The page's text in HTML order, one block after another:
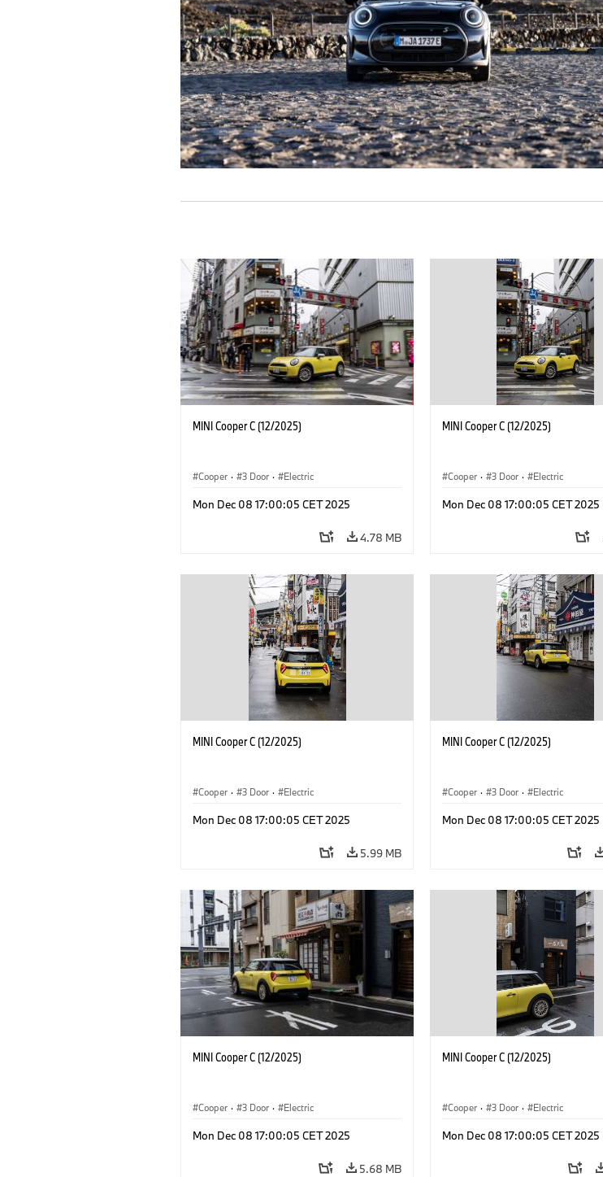
MINI Cooper C (12/2025)
Cooper · 3 Door · Electric
Mon Dec 08 17:00:05 CET 2025
4.78 MB
MINI Cooper C (12/2025)
Cooper · 3 Door · Electric
Mon Dec 08 17:00:05 CET 2025
MINI Cooper C (12/2025)
Cooper · 3 Door · Electric
Mon Dec 08 17:00:05 CET 2025
5.99 MB
MINI Cooper C (12/2025)
Cooper · 3 Door · Electric
Mon Dec 08 17:00:05 CET 2025
MINI Cooper C (12/2025)
Cooper · 3 Door · Electric
Mon Dec 08 17:00:05 CET 2025
5.68 MB
MINI Cooper C (12/2025)
Cooper · 3 Door · Electric
Mon Dec 08 17:00:05 CET 2025